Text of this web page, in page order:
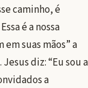
caminho, é
é a nossa
suas mãos” a
diz: “Eu sou a
a